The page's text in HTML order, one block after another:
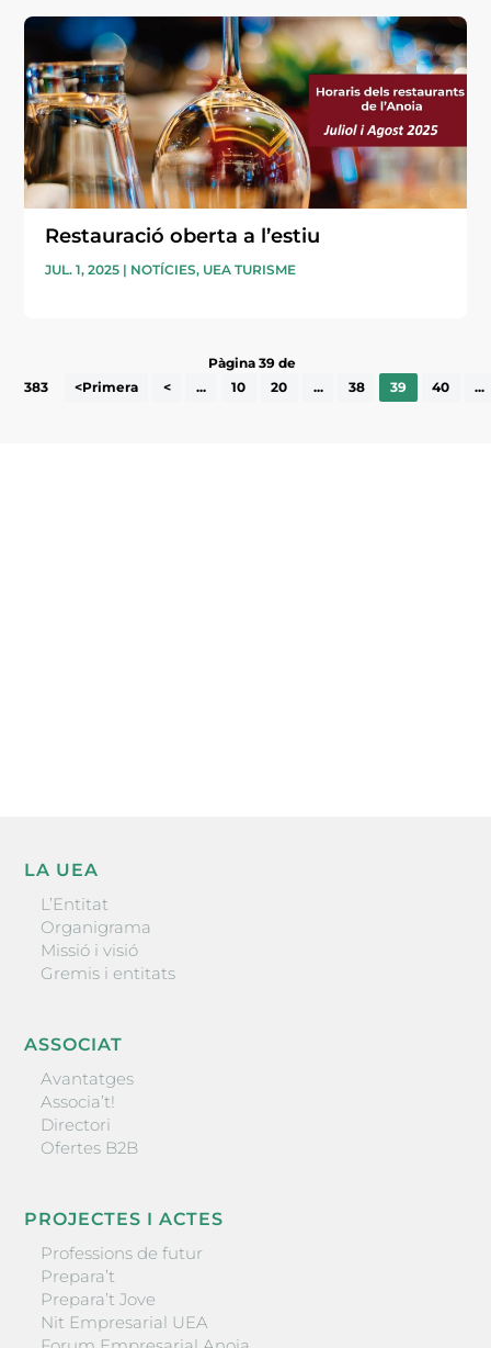
Restauració oberta a l’estiu
JUL. 1, 2025 | NOTÍCIES, UEA TURISME
Pàgina 39 de
383
<Primera < ... 10 20 ... 38 39 40 ...
LA UEA
L’Entitat
Organigrama
Missió i visió
Gremis i entitats
ASSOCIAT
Avantatges
Associa’t!
Directori
Ofertes B2B
PROJECTES I ACTES
Professions de futur
Prepara’t
Prepara’t Jove
Nit Empresarial UEA